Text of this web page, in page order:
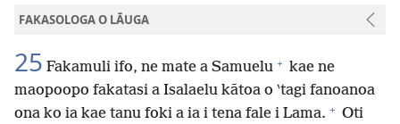
FAKASOLOGA O LĀUGA
25 Fakamuli ifo, ne mate a Samuelu + kae ne
maopoopo fakatasi a Isalaelu kātoa o ‵tagi fanoanoa
ona ko ia kae tanu foki a ia i tena fale i Lama. + Oti